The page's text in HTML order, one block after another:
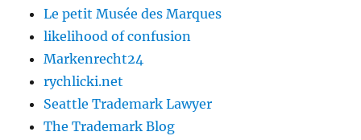
Le petit Musée des Marques
likelihood of confusion
Markenrecht24
rychlicki.net
Seattle Trademark Lawyer
The Trademark Blog